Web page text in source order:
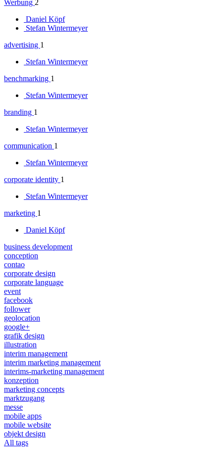
Werbung 2
Daniel Köpf
Stefan Wintermeyer
advertising 1
Stefan Wintermeyer
benchmarking 1
Stefan Wintermeyer
branding 1
Stefan Wintermeyer
communication 1
Stefan Wintermeyer
corporate identity 1
Stefan Wintermeyer
marketing 1
Daniel Köpf
business development
conception
contao
corporate design
corporate language
event
facebook
follower
geolocation
google+
grafik design
illustration
interim management
interim marketing management
interims-marketing management
konzeption
marketing concepts
marktzugang
messe
mobile apps
mobile website
objekt design
All tags